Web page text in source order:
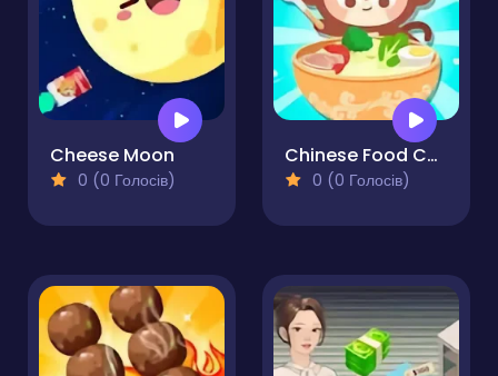
Cheese Moon
0 (0 Голосів)
Chinese Food Chef DuDu
0 (0 Голосів)